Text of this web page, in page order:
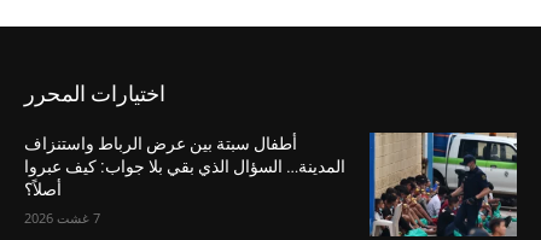
اختيارات المحرر
أطفال سبتة بين عرض الرباط واستنزاف
المدينة… السؤال الذي بقي بلا جواب: كيف عبروا
أصلاً؟
7 غشت 2026